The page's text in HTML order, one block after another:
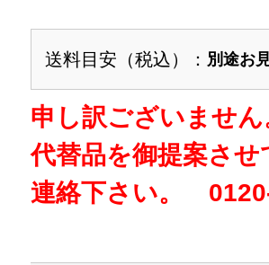
送料目安（税込）： 別途お
申し訳ございませ
代替品を御提案さ
連絡下さい。